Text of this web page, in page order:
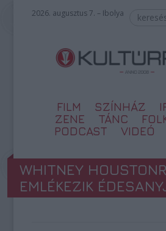
2026. augusztus 7. – Ibolya
FILM SZÍNHÁZ
ZENE
TÁNC
PODCAST
VIDEÓ
WHITNEY
EMLÉKEZIK